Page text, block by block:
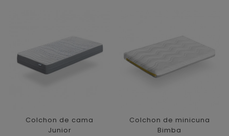
Colchon de cama
Junior
Colchon de minicuna
Bimba